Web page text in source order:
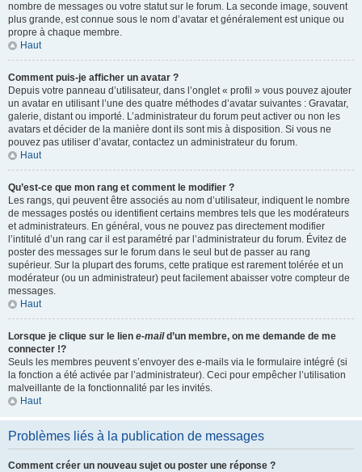
nombre de messages ou votre statut sur le forum. La seconde image, souvent
plus grande, est connue sous le nom d’avatar et généralement est unique ou
propre à chaque membre.
Haut
Comment puis-je afficher un avatar ?
Depuis votre panneau d’utilisateur, dans l’onglet « profil » vous pouvez ajouter
un avatar en utilisant l’une des quatre méthodes d’avatar suivantes : Gravatar,
galerie, distant ou importé. L’administrateur du forum peut activer ou non les
avatars et décider de la manière dont ils sont mis à disposition. Si vous ne
pouvez pas utiliser d’avatar, contactez un administrateur du forum.
Haut
Qu’est-ce que mon rang et comment le modifier ?
Les rangs, qui peuvent être associés au nom d’utilisateur, indiquent le nombre
de messages postés ou identifient certains membres tels que les modérateurs
et administrateurs. En général, vous ne pouvez pas directement modifier
l’intitulé d’un rang car il est paramétré par l’administrateur du forum. Évitez de
poster des messages sur le forum dans le seul but de passer au rang
supérieur. Sur la plupart des forums, cette pratique est rarement tolérée et un
modérateur (ou un administrateur) peut facilement abaisser votre compteur de
messages.
Haut
Lorsque je clique sur le lien e-maild’un membre, on me demande de me
connecter !?
Seuls les membres peuvent s’envoyer des e-mails via le formulaire intégré (si
la fonction a été activée par l’administrateur). Ceci pour empêcher l’utilisation
malveillante de la fonctionnalité par les invités.
Haut
Problèmes liés à la publication de messages
Comment créer un nouveau sujet ou poster une réponse ?